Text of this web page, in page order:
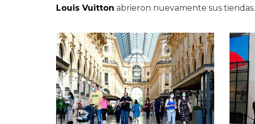
Louis Vuitton abrieron nuevamente sus tiendas.